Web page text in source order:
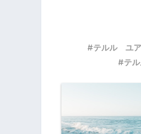
テルル ユア
テ